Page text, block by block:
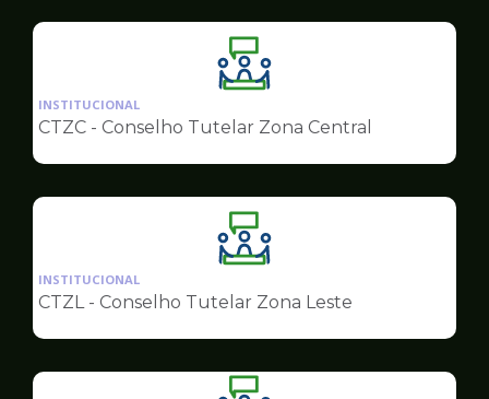
Ilustração
da
pagina
Conselhos
INSTITUCIONAL
CTZC - Conselho Tutelar Zona Central
Ilustração
da
pagina
Conselhos
INSTITUCIONAL
CTZL - Conselho Tutelar Zona Leste